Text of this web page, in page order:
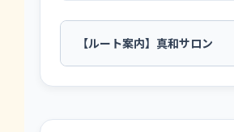
【ルート案内】真和サロン